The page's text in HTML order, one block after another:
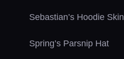
Sebastian’s Hoodie Skin
Spring’s Parsnip Hat